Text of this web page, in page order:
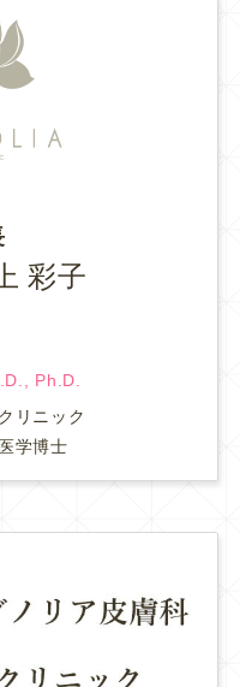
彩子
Ph.D.
リニック
学博士